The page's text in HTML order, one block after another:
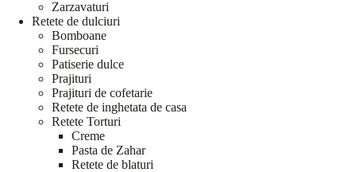
Zarzavaturi
Retete de dulciuri
Bomboane
Fursecuri
Patiserie dulce
Prajituri
Prajituri de cofetarie
Retete de inghetata de casa
Retete Torturi
Creme
Pasta de Zahar
Retete de blaturi